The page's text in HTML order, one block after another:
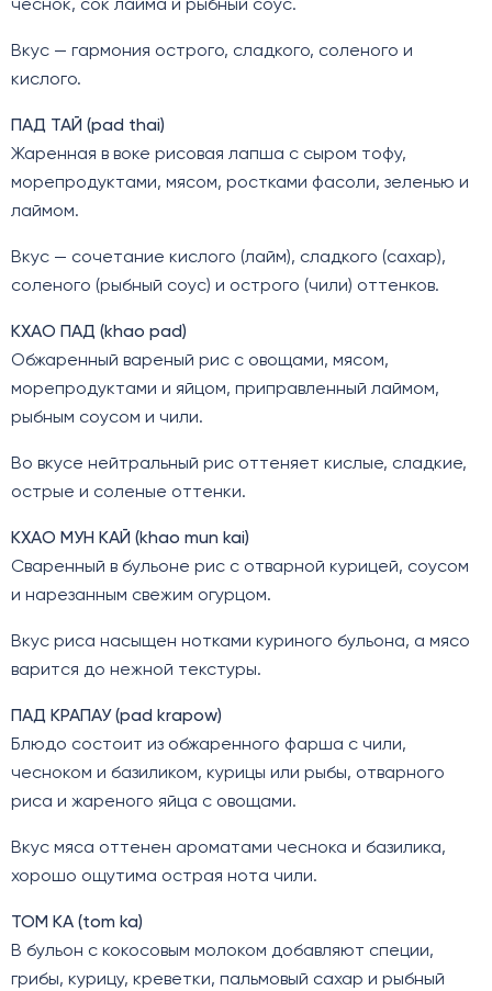
чеснок, сок лайма и рыбный соус.
Вкус — гармония острого, сладкого, соленого и
кислого.
ПАД ТАЙ (pad thai)
Жаренная в воке рисовая лапша с сыром тофу,
морепродуктами, мясом, ростками фасоли, зеленью и
лаймом.
Вкус — сочетание кислого (лайм), сладкого (сахар),
соленого (рыбный соус) и острого (чили) оттенков.
КХАО ПАД (khao pad)
Обжаренный вареный рис с овощами, мясом,
морепродуктами и яйцом, приправленный лаймом,
рыбным соусом и чили.
Во вкусе нейтральный рис оттеняет кислые, сладкие,
острые и соленые оттенки.
КХАО МУН КАЙ (khao mun kai)
Сваренный в бульоне рис с отварной курицей, соусом
и нарезанным свежим огурцом.
Вкус риса насыщен нотками куриного бульона, а мясо
варится до нежной текстуры.
ПАД КРАПАУ (pad krapow)
Блюдо состоит из обжаренного фарша с чили,
чесноком и базиликом, курицы или рыбы, отварного
риса и жареного яйца с овощами.
Вкус мяса оттенен ароматами чеснока и базилика,
хорошо ощутима острая нота чили.
ТОМ КА (tom ka)
В бульон с кокосовым молоком добавляют специи,
грибы, курицу, креветки, пальмовый сахар и рыбный